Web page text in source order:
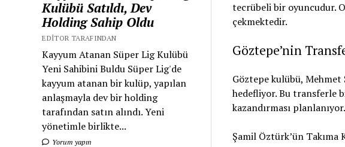
Kulübü Satıldı, Dev
Holding Sahip Oldu
EDITOR TARAFINDAN
Kayyum Atanan Süper Lig Kulübü
Yeni Sahibini Buldu Süper Lig'de
kayyum atanan bir kulüp, yapılan
anlaşmayla dev bir holding
tarafından satın alındı. Yeni
yönetimle birlikte...
Yorum yapın
tecrübeli bir oyuncudur.
çekmektedir.
Göztepe’nin
Göztepe kulübü,
hedefliyor. Bu transferle
kazandırması planlanıyor.
Şamil Öztürk’ün Takıma